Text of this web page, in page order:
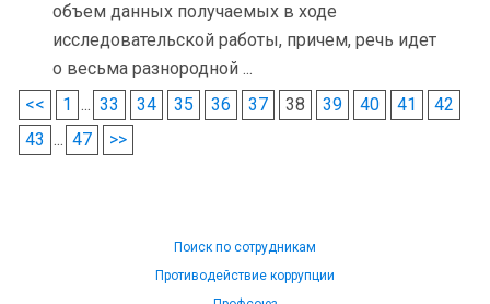
объем данных получаемых в ходе
исследовательской работы, причем, речь идет
о весьма разнородной ...
<<
1 ... 33 34 35 36 37 38 39 40 41
42
43 ... 47 >>
Поиск по сотрудникам
Противодействие коррупции